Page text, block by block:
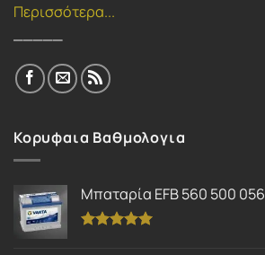
Περισσότερα...
Κορυφαια Βαθμολογια
Μπαταρία EFB 560 500 056